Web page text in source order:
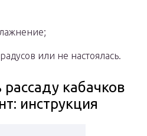
или не настоялась.
кабачков
инструкция